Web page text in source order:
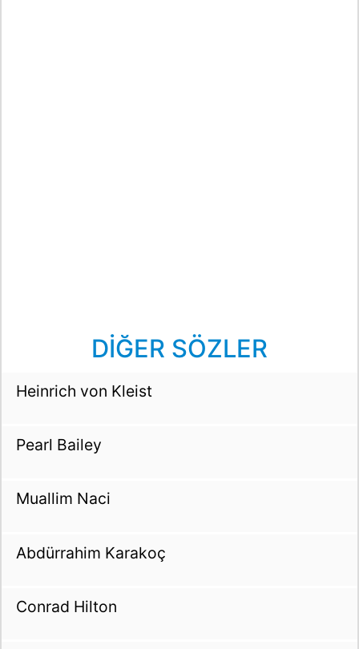
DİĞER SÖZLER
Heinrich von Kleist
Pearl Bailey
Muallim Naci
Abdürrahim Karakoç
Conrad Hilton